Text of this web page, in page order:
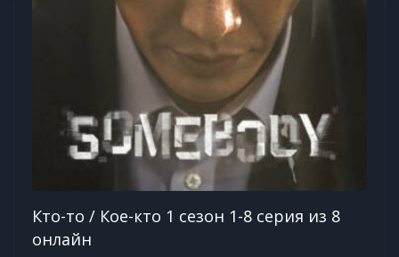
Кто-то / Кое-кто 1 сезон 1-8 серия из 8
онлайн